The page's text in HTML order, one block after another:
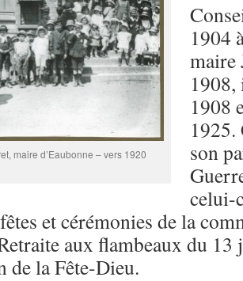
maire d’Eaubonne – vers 1920
1904
maire
1908
son
celui-
et cérémonies de la
aux flambeaux du 13
de la Fête-Dieu.